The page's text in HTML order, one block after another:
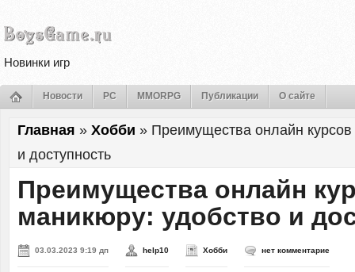
Новинки игр
Новости PC MMORPG Публикации О сайте
Главная » Хобби » Преимущества онлайн
и доступность
Преимущества онлайн
маникюру: удобство и
03.03.2023 9:19 дп help10 Хобби нет комментарие